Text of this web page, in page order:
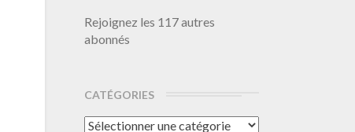
Rejoignez les 117 autres
abonnés
CATÉGORIES
Catégories